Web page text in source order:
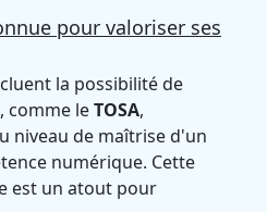
pour valoriser ses
la possibilité de
comme leTOSA,
niveau de maîtrise d'un
numérique. Cette
est un atout pour